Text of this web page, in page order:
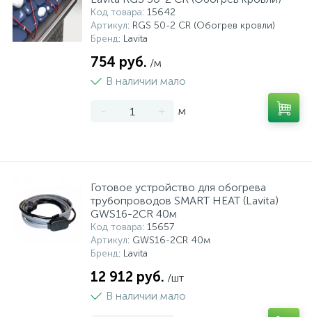
Код товара: 15642
Артикул: RGS 50-2 CR (Обогрев кровли)
Бренд: Lavita
754 руб. /м
В наличии мало
- + м
Готовое устройство для обогрева
трубопроводов SMART HEAT (Lavita)
GWS16-2CR 40м
Код товара: 15657
Артикул: GWS16-2CR 40м
Бренд: Lavita
12 912 руб. /шт
В наличии мало